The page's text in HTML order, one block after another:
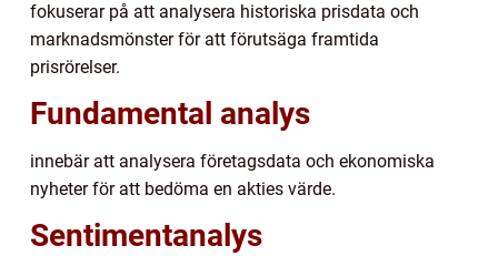
fokuserar på att analysera historiska prisdata och
marknadsmönster för att förutsäga framtida
prisrörelser.
Fundamental analys
innebär att analysera företagsdata och ekonomiska
nyheter för att bedöma en akties värde.
Sentimentanalys